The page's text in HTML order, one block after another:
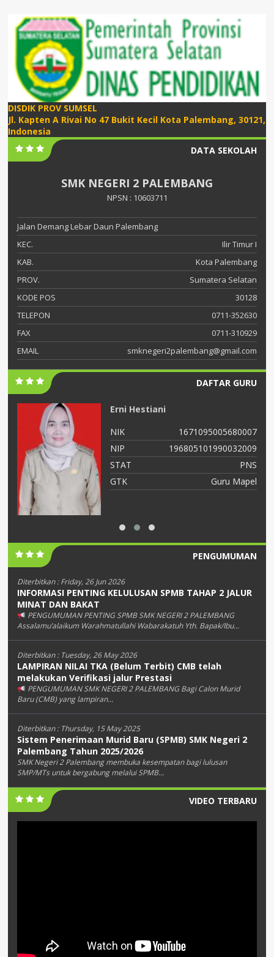
DISDIK PROV SUMSEL
Jl. Kapten A Rivai No 47 Bukit Kecil Kota Palembang, 30121,
Indonesia
DATA SEKOLAH
SMK NEGERI 2 PALEMBANG
NPSN : 10603711
Jalan Demang Lebar Daun Palembang
KEC.
Ilir Timur I
KAB.
Kota Palembang
PROV.
Sumatera Selatan
KODE POS
30128
TELEPON
0711-352630
FAX
0711-310929
EMAIL
smknegeri2palembang@gmail.com
DAFTAR GURU
Erni Hestiani
NIK
1671095005680007
NIP
196805101990032009
STAT
PNS
GTK
Guru Mapel
PENGUMUMAN
Diterbitkan :Friday, 26 Jun 2026
INFORMASI PENTING KELULUSAN SPMB TAHAP 2 JALUR
MINAT DAN BAKAT
PENGUMUMAN PENTING SPMB SMK NEGERI 2 PALEMBANG
Assalamu’alaikum Warahmatullahi Wabarakatuh Yth. Bapak/Ibu...
Diterbitkan : Tuesday, 26 May 2026
LAMPIRAN NILAI TKA (Belum Terbit) CMB telah
melakukan Verifikasi jalur Prestasi
PENGUMUMAN SMK NEGERI 2 PALEMBANG Bagi Calon Murid
Baru (CMB) yang lampiran...
Diterbitkan : Thursday, 15 May 2025
Sistem Penerimaan Murid Baru (SPMB) SMK Negeri 2
Palembang Tahun 2025/2026
SMK Negeri 2 Palembang membuka kesempatan bagi lulusan
SMP/MTs untuk bergabung melalui SPMB...
VIDEO TERBARU